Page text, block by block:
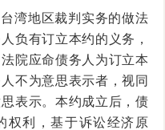
湾地区裁判实务的做法
负有订立本约的义务，
院应命债务人为订立本
不为意思表示者，视同
表示。本约成立后，债
权利，基于诉讼经济原